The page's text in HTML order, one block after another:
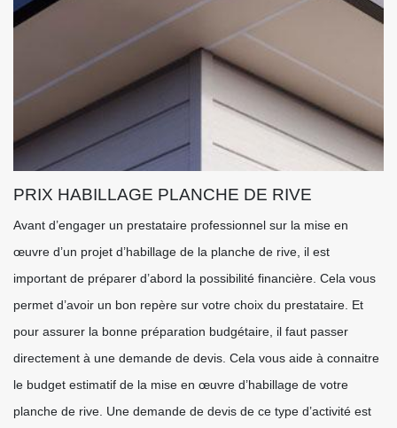
PRIX HABILLAGE PLANCHE DE RIVE
Avant d’engager un prestataire professionnel sur la mise en
œuvre d’un projet d’habillage de la planche de rive, il est
important de préparer d’abord la possibilité financière. Cela vous
permet d’avoir un bon repère sur votre choix du prestataire. Et
pour assurer la bonne préparation budgétaire, il faut passer
directement à une demande de devis. Cela vous aide à connaitre
le budget estimatif de la mise en œuvre d’habillage de votre
planche de rive. Une demande de devis de ce type d’activité est